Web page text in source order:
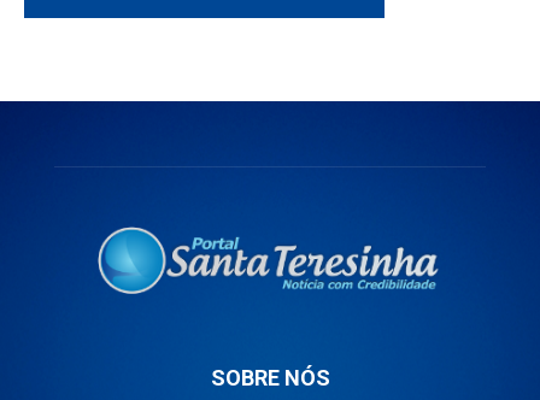
SOBRE NÓS